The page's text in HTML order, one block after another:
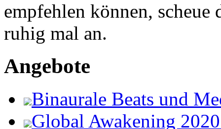
empfehlen können,
ruhig mal an.
Angebote
Binaurale Beats und
Global Awakening